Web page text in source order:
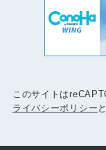
このサイトは
ライバシーポリシー と